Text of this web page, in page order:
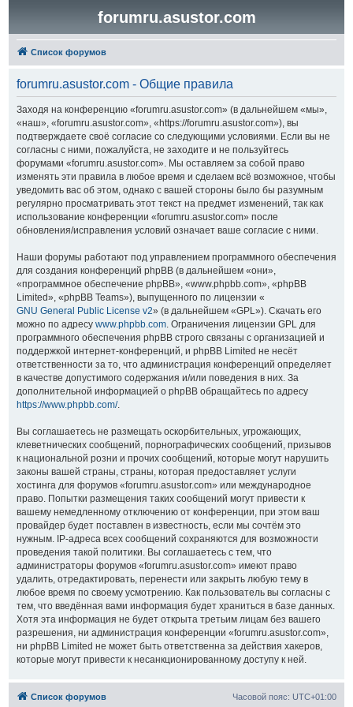
forumru.asustor.com
Список форумов
forumru.asustor.com - Общие правила
Заходя на конференцию «forumru.asustor.com» (в дальнейшем «мы»,
«наш», «forumru.asustor.com», «https://forumru.asustor.com»), вы
подтверждаете своё согласие со следующими условиями. Если вы не
согласны с ними, пожалуйста, не заходите и не пользуйтесь
форумами «forumru.asustor.com». Мы оставляем за собой право
изменять эти правила в любое время и сделаем всё возможное, чтобы
уведомить вас об этом, однако с вашей стороны было бы разумным
регулярно просматривать этот текст на предмет изменений, так как
использование конференции «forumru.asustor.com» после
обновления/исправления условий означает ваше согласие с ними.
Наши форумы работают под управлением программного обеспечения
для создания конференций phpBB (в дальнейшем «они»,
«программное обеспечение phpBB», «www.phpbb.com», «phpBB
Limited», «phpBB Teams»), выпущенного по лицензии «
GNU General Public License v2» (в дальнейшем «GPL»). Скачать его
можно по адресу www.phpbb.com. Ограничения лицензии GPL для
программного обеспечения phpBB строго связаны с организацией и
поддержкой интернет-конференций, и phpBB Limited не несёт
ответственности за то, что администрация конференций определяет
в качестве допустимого содержания и/или поведения в них. За
дополнительной информацией о phpBB обращайтесь по адресу
https://www.phpbb.com/.
Вы соглашаетесь не размещать оскорбительных, угрожающих,
клеветнических сообщений, порнографических сообщений, призывов
к национальной розни и прочих сообщений, которые могут нарушить
законы вашей страны, страны, которая предоставляет услуги
хостинга для форумов «forumru.asustor.com» или международное
право. Попытки размещения таких сообщений могут привести к
вашему немедленному отключению от конференции, при этом ваш
провайдер будет поставлен в известность, если мы сочтём это
нужным. IP-адреса всех сообщений сохраняются для возможности
проведения такой политики. Вы соглашаетесь с тем, что
администраторы форумов «forumru.asustor.com» имеют право
удалить, отредактировать, перенести или закрыть любую тему в
любое время по своему усмотрению. Как пользователь вы согласны с
тем, что введённая вами информация будет храниться в базе данных.
Хотя эта информация не будет открыта третьим лицам без вашего
разрешения, ни администрация конференции «forumru.asustor.com»,
ни phpBB Limited не может быть ответственна за действия хакеров,
которые могут привести к несанкционированному доступу к ней.
Список форумов Часовой пояс: UTC+01:00